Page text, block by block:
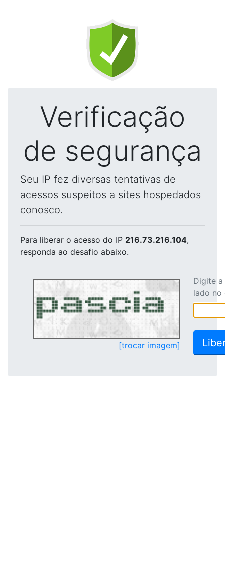
Verificação
de segurança
Seu IP fez diversas tentativas de
acessos suspeitos a sites hospedados
conosco.
Para liberar o acesso do IP 216.73.216.104,
responda ao desafio abaixo.
[trocar imagem]
Digite
lado no